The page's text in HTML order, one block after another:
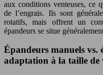
aux conditions venteuses, ce
de l’engrais. Ils sont
rotatifs, mais offrent un
épandeurs se situe
Épandeurs manuels vs.
adaptation à la taille